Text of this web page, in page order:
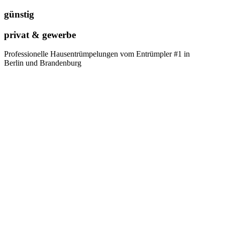
günstig
privat & gewerbe
Professionelle Hausentrümpelungen vom Entrümpler #1 in
Berlin und Brandenburg